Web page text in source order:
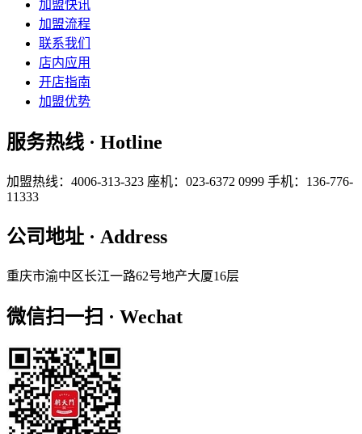
加盟快讯
加盟流程
联系我们
店内应用
开店指南
加盟优势
服务热线 · Hotline
加盟热线：4006-313-323 座机：023-6372 0999 手机：136-776-
11333
公司地址 · Address
重庆市渝中区长江一路62号地产大厦16层
微信扫一扫 · Wechat